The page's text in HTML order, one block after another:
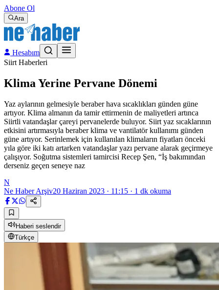
Abone Ol
Ara
Hesabım
Siirt Haberleri
Klima Yerine Pervane Dönemi
Yaz aylarının gelmesiyle beraber hava sıcaklıkları günden güne
artıyor. Klima almanın da tamir ettirmenin de maliyetleri artınca
Siirtli vatandaşlar çareyi pervanelerde buluyor. Siirt yaz sıcaklarının
etkisini artırmasıyla beraber klima ve vantilatör kullanımı günden
güne artıyor. Serinlemek için kullanılan klimaların fiyatları önceki
yıla göre iki katı artarken vatandaşlar yazı pervane alarak geçirmeye
çalışıyor. Soğutma sistemleri tamircisi Recep Şen, “İş bakımından
derseniz geçen seneye naz
N
Ne Haber Arşiv20 Haziran 2023 · 11:15 · 1 dk okuma
Haberi seslendir
Türkçe